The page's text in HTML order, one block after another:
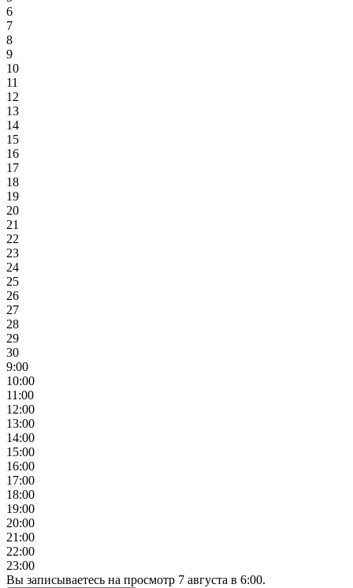
6
7
8
9
10
11
12
13
14
15
16
17
18
19
20
21
22
23
24
25
26
27
28
29
30
9:00
10:00
11:00
12:00
13:00
14:00
15:00
16:00
17:00
18:00
19:00
20:00
21:00
22:00
23:00
Вы записываетесь на просмотр 7 августа в 6:00.